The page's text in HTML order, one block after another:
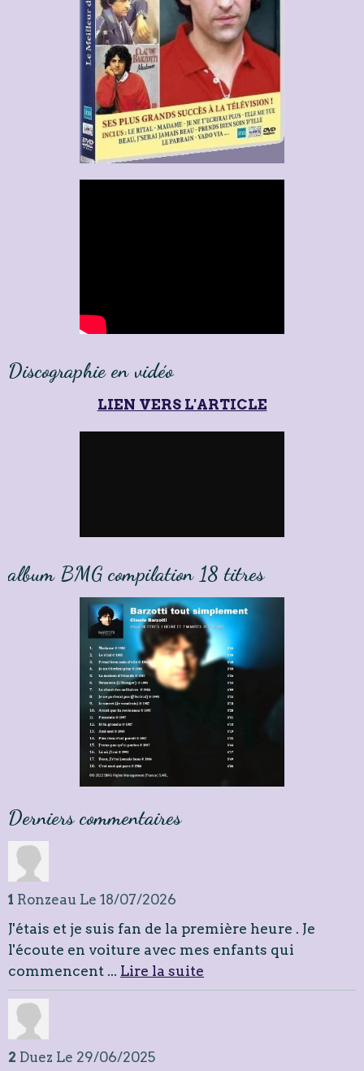
Discographie en vidéo
LIEN VERS L'ARTICLE
album BMG compilation 18 titres
Derniers commentaires
1 Ronzeau Le 18/07/2026
J'étais et je suis fan de la première heure . Je
l'écoute en voiture avec mes enfants qui
commencent ... Lire la suite
2 Duez Le 29/06/2025